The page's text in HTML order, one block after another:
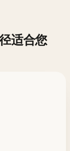
适合您